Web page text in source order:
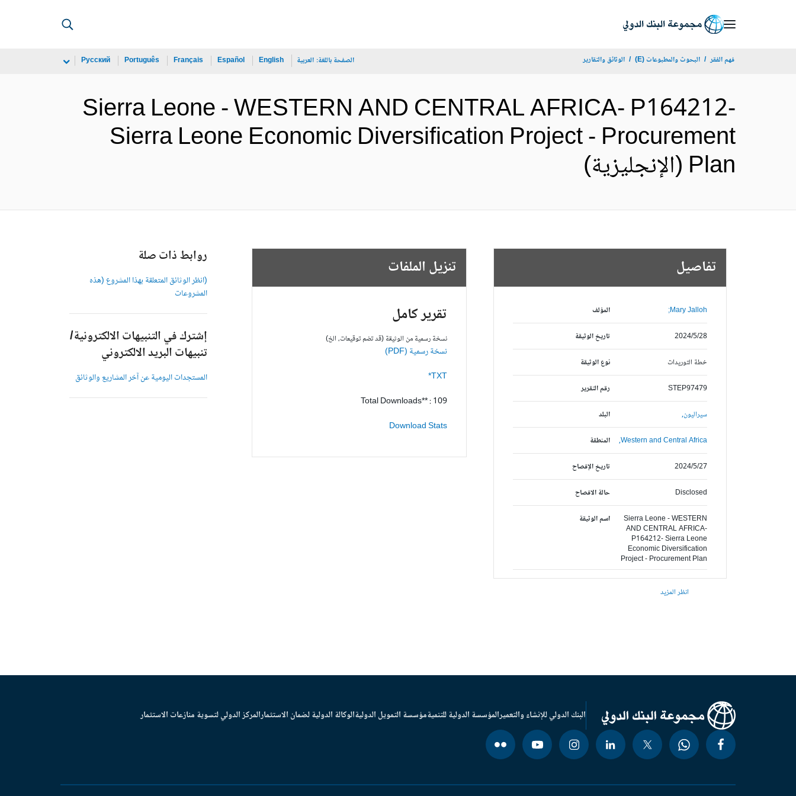
فهم الفقر البحوث والمطبوعات (E) الوثائق والتقارير الصفحة باللغة: العربية English
Español
Français
Português
Русский
Sierra Leone - WESTERN AND CENTRAL AFRICA- P164212-
Sierra Leone Economic Diversification Project - Procurement
Plan (الإنجليزية)
تفاصيل
المؤلف Mary Jalloh;
تاريخ الوثيقة 2024/5/28
نوع الوثيقة خطة التوريدات
رقم التقرير STEP97479
البلد سيراليون,
المنطقة Western and Central Africa,
تاريخ الإفصاح 2024/5/27
حالة الافصاح Disclosed
اسم الوثيقة
Sierra Leone - WESTERN
AND CENTRAL AFRICA-
P164212- Sierra Leone
Economic Diversification
Project - Procurement Plan
انظر المزيد
تنزيل الملفات
تقرير كامل
نسخة رسمية من الوثيقة (قد تضم توقيعات، الخ)
نسخة رسمية (PDF)
TXT*
Total Downloads** : 109
Download Stats
روابط ذات صلة
(انظر الوثائق المتعلقة بهذا المشروع (هذه
المشروعات
إشترك في التنبيهات الالكترونية/
تنبيهات البريد الالكتروني
المستجدات اليومية عن آخر المشاريع والوثائق
البنك الدولي للإنشاء والتعميرالمؤسسة الدولية للتنميةمؤسسة التمويل الدوليةالوكالة الدولية لضمان الاستثمارالمركز الدولي لتسوية منازعات الاستثمار